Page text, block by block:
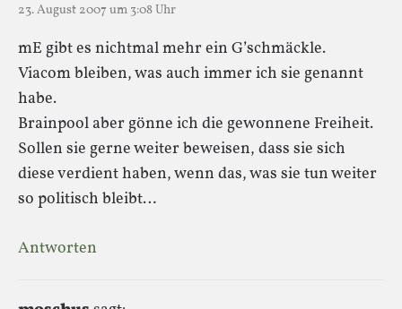
23. August 2007 um 3:08 Uhr
mE gibt es nichtmal mehr ein G’schmäckle.
Viacom bleiben, was auch immer ich sie genannt
habe.
Brainpool aber gönne ich die gewonnene Freiheit.
Sollen sie gerne weiter beweisen, dass sie sich
diese verdient haben, wenn das, was sie tun weiter
so politisch bleibt…
Antworten